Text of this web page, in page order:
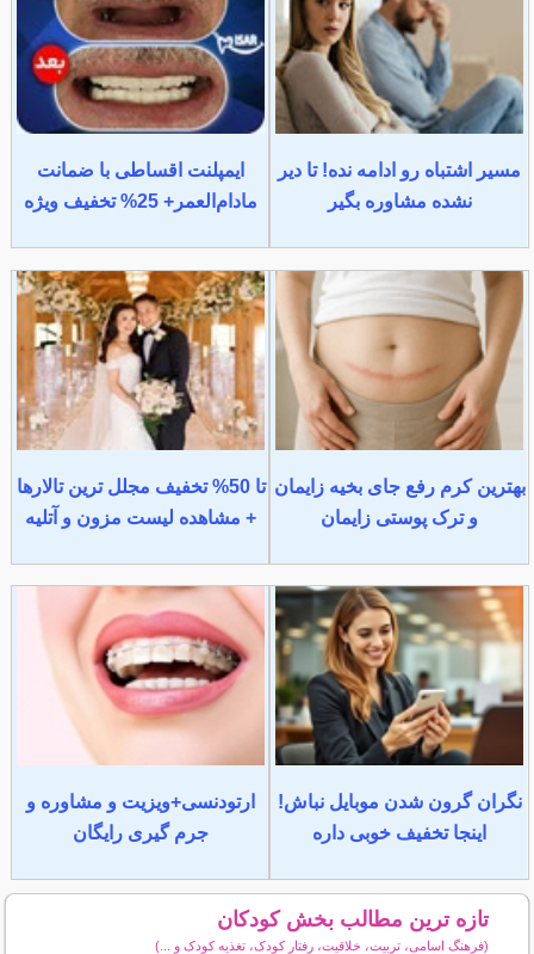
مسیر اشتباه رو ادامه نده! تا دیر
نشده مشاوره بگیر
ایمپلنت اقساطی با ضمانت
مادام‌العمر+ 25% تخفیف ویژه
بهترین کرم رفع جای بخیه زایمان
و ترک پوستی زایمان
تا 50% تخفیف مجلل ترین تالارها
+ مشاهده لیست مزون و آتلیه
نگران گرون شدن موبایل نباش!
اینجا تخفیف خوبی داره
ارتودنسی+ویزیت و مشاوره و
جرم گیری رایگان
تازه ترین مطالب بخش کودکان
(فرهنگ اسامی، تربیت، خلاقیت، رفتار کودک، تغذیه کودک و ...)